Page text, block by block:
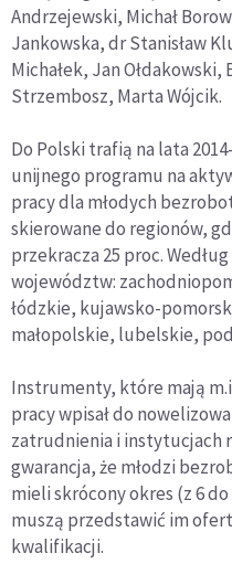
Andrzejewski, Michał
Jankowska, dr Stanisław
Michałek, Jan
Strzembosz, Marta Wójcik.
Do Polski trafią na lata
unijnego programu na
pracy dla młodych
skierowane do regionów,
przekracza 25 proc.
województw:
łódzkie, kujawsko-
małopolskie, lubelskie,
Instrumenty, które mają
pracy wpisał do
zatrudnienia i instytucjach
gwarancja, że młodzi
mieli skrócony okres (z 6
muszą przedstawić im
kwalifikacji.